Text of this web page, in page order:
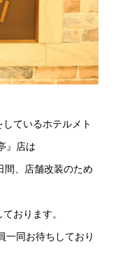
ているホテルメト
』店は
間、店舗改装のため
おります。
一同お待ちしており